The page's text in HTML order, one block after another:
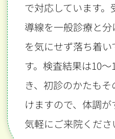
で対応しています
導線を一般診療と
を気にせず落ち着
す。検査結果は10
き、初診のかたも
けますので、体調
気軽にご来院くださ